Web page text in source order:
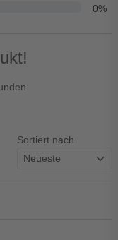
0%
Sortiert nach